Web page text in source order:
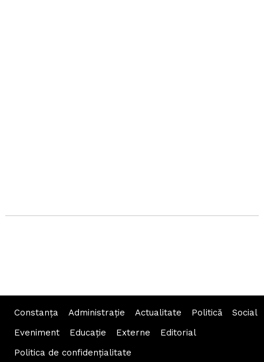
Constanța Administraţie Actualitate Politică
Social
Eveniment
Educaţie Externe
Editorial
Politica de confidențialitate